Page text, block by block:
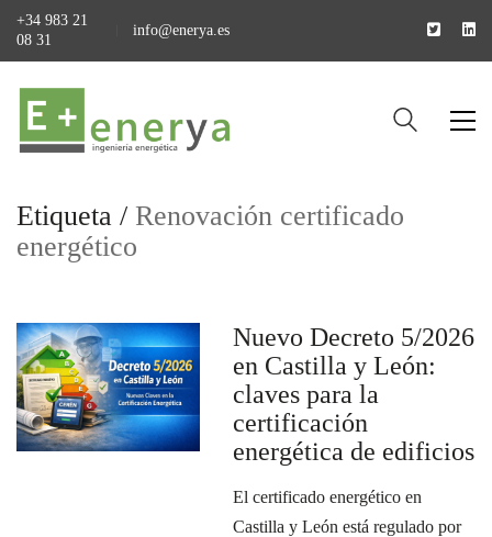
+34 983 21
08 31
info@enerya.es
Etiqueta / Renovación certificado
energético
Nuevo Decreto 5/2026
en Castilla y León:
claves para la
certificación
energética de edificios
El certificado energético en
Castilla y León está regulado por